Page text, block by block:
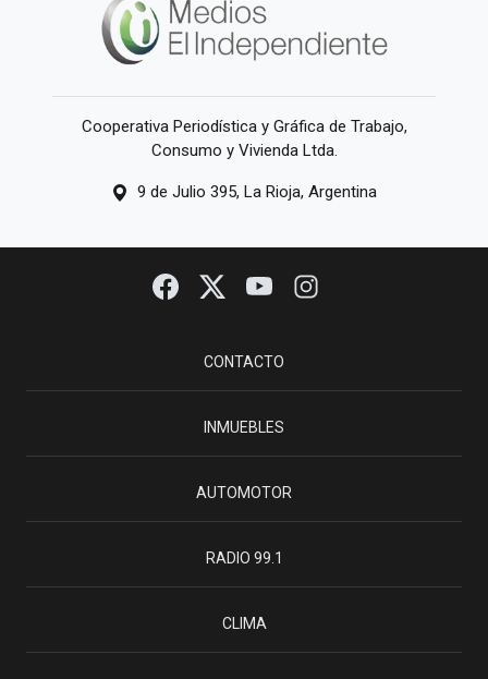
Cooperativa Periodística y Gráfica de Trabajo,
Consumo y Vivienda Ltda.
9 de Julio 395, La Rioja, Argentina
CONTACTO
INMUEBLES
AUTOMOTOR
RADIO 99.1
CLIMA